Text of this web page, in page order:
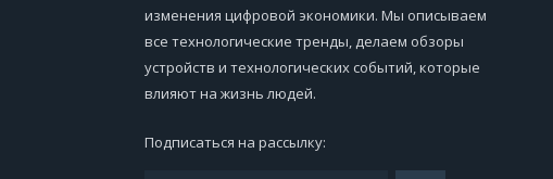
изменения цифровой экономики. Мы описываем
все технологические тренды, делаем обзоры
устройств и технологических событий, которые
влияют на жизнь людей.
Подписаться на рассылку: